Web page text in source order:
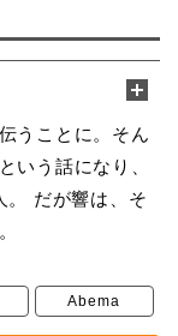
うことに。そん
いう話になり、
。 だが響は、そ
Abema